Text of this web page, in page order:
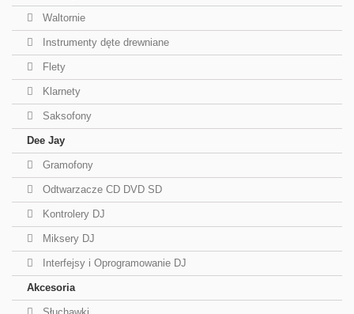
Waltornie
Instrumenty dęte drewniane
Flety
Klarnety
Saksofony
Dee Jay
Gramofony
Odtwarzacze CD DVD SD
Kontrolery DJ
Miksery DJ
Interfejsy i Oprogramowanie DJ
Akcesoria